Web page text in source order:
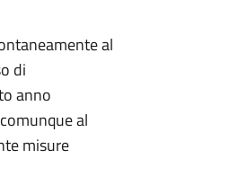
al
di
anno
al
misure